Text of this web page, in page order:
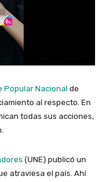
Popular Nacional de
al respecto. En
todas sus acciones,
(UNE) publicó un
atraviesa el país. Ahí